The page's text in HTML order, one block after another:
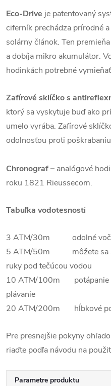
Eco-Drive je patentovaný
ciferník prechádza prírodné
solárny článok. Ten
a dobíja mikro akumulátor.
hodinkách potrebné
Zafírové sklíčkos
ktorý sa vyskytuje buď ako
umelo vyrába. Zafírové
odolnosťou proti
Chronograf – analógové
roku 1821 Rieussecom.
Tabuľka vodotesnosti
3 ATM/30m odolné voči
5 ATM/50m môžete sa s
ruky pod tečúcou vodou
10 ATM/100m potápanie
plávanie
20 ATM/200m hĺbkové
Pre presnejšie pokyny
riaďte podľa návodu na
Parametre produktu